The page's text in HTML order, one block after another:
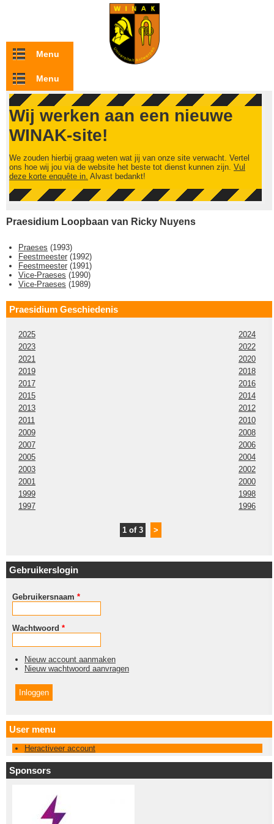
Overslaan en naar de inhoud gaan
Menu
Menu
Wij werken aan een nieuwe
WINAK-site!
We zouden hierbij graag weten wat jij van onze site verwacht. Vertel
ons hoe wij jou via de website het beste tot dienst kunnen zijn. Vul
deze korte enquête in. Alvast bedankt!
Praesidium Loopbaan van Ricky Nuyens
Praeses (1993)
Feestmeester (1992)
Feestmeester (1991)
Vice-Praeses (1990)
Vice-Praeses (1989)
Praesidium Geschiedenis
2025
2024
2023
2022
2021
2020
2019
2018
2017
2016
2015
2014
2013
2012
2011
2010
2009
2008
2007
2006
2005
2004
2003
2002
2001
2000
1999
1998
1997
1996
1 of 3 >
Gebruikerslogin
Gebruikersnaam *
Wachtwoord *
Nieuw account aanmaken
Nieuw wachtwoord aanvragen
User menu
Heractiveer account
Sponsors